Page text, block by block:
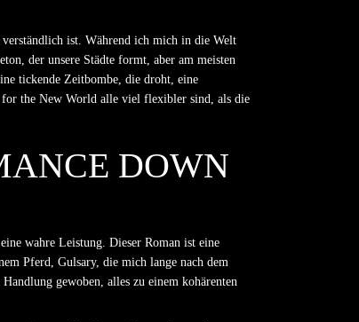
ist. Während ich mich in die Welt
der unsere Städte formt, aber am meisten
tickende Zeitbombe, die droht, eine
for the New World alle viel flexibler sind, als die
DOWN
wahre Leistung. Dieser Roman ist eine
Pferd, Gulsary, die mich lange nach dem
gewoben, alles zu einem kohärenten